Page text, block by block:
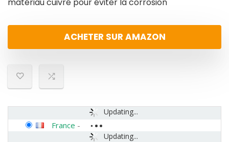
matériau cuivré pour éviter la corrosion
ACHETER SUR AMAZON
Updating...
Updating...
France -